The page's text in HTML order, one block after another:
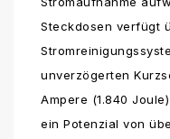
Steckdosen verfügt
unverzögerten
Ampere (1.840
ein Potenzial von